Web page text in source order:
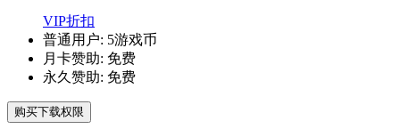
VIP折扣
普通用户: 5游戏币
月卡赞助: 免费
永久赞助: 免费
购买下载权限